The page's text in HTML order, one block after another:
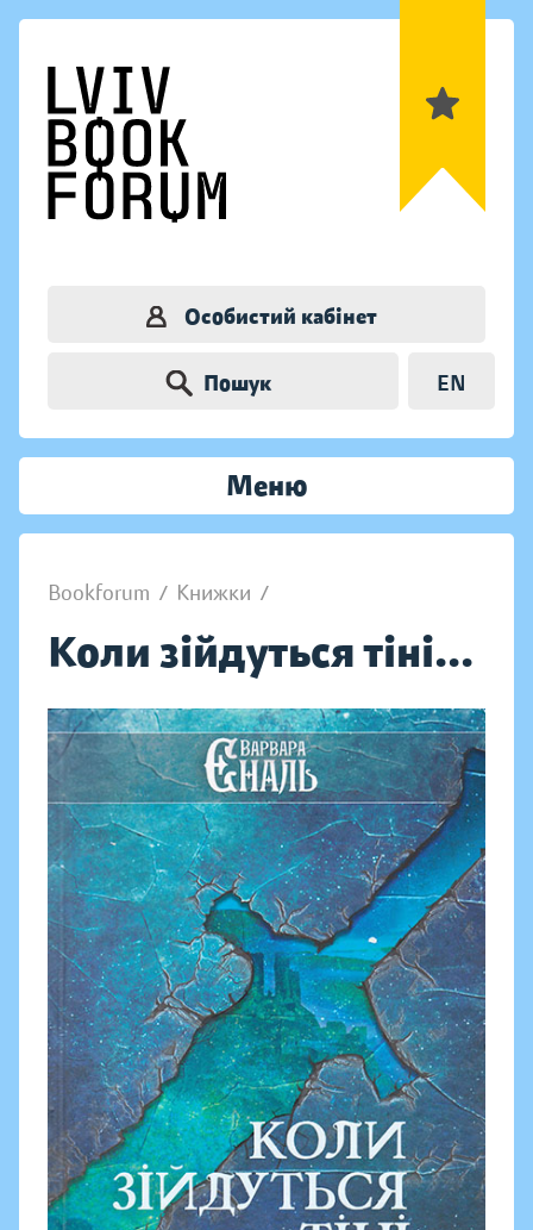
Особистий кабінет
Пошук EN
Меню
Bookforum / Книжки /
Коли зійдуться тіні...